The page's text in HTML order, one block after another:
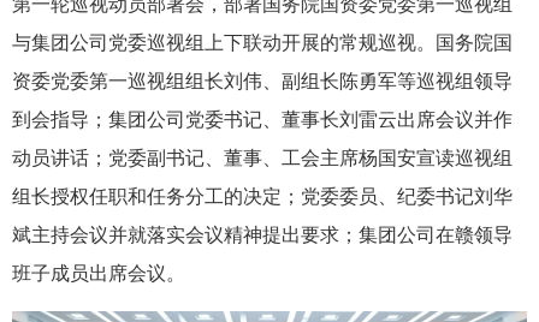
第一轮巡视动员部署会，部署国务院国资委党委第一巡视组
与集团公司党委巡视组上下联动开展的常规巡视。国务院国
资委党委第一巡视组组长刘伟、副组长陈勇军等巡视组领导
到会指导；集团公司党委书记、董事长刘雷云出席会议并作
动员讲话；党委副书记、董事、工会主席杨国安宣读巡视组
组长授权任职和任务分工的决定；党委委员、纪委书记刘华
斌主持会议并就落实会议精神提出要求；集团公司在赣领导
班子成员出席会议。